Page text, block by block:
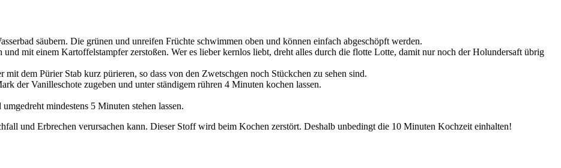
säubern. Die grünen und unreifen Früchte schwimmen oben und können einfach abgeschöpft werden.
mit einem Kartoffelstampfer zerstoßen. Wer es lieber kernlos liebt, dreht alles durch die flotte Lotte, damit nur noch der Holundersaft übrig
dem Pürier Stab kurz pürieren, so dass von den Zwetschgen noch Stückchen zu sehen sind.
der Vanilleschote zugeben und unter ständigem rühren 4 Minuten kochen lassen.
mindestens 5 Minuten stehen lassen.
und Erbrechen verursachen kann. Dieser Stoff wird beim Kochen zerstört. Deshalb unbedingt die 10 Minuten Kochzeit einhalten!